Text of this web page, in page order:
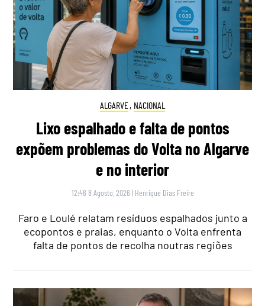
ALGARVE, NACIONAL
Lixo espalhado e falta de pontos
expõem problemas do Volta no Algarve
e no interior
12:46 8 Agosto, 2026 | Henrique Dias Freire
Faro e Loulé relatam resíduos espalhados junto a
ecopontos e praias, enquanto o Volta enfrenta
falta de pontos de recolha noutras regiões